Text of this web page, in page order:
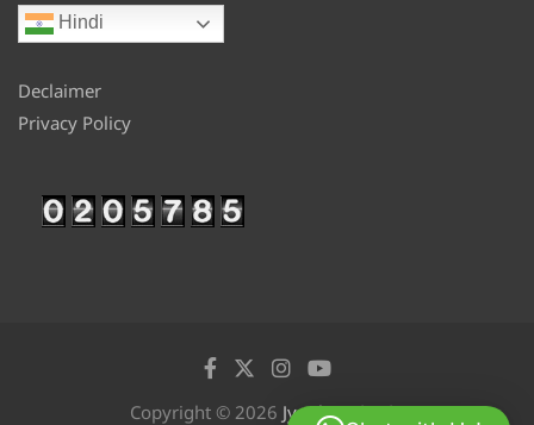
Hindi
Declaimer
Privacy Policy
Copyright © 2026 Jyotikan